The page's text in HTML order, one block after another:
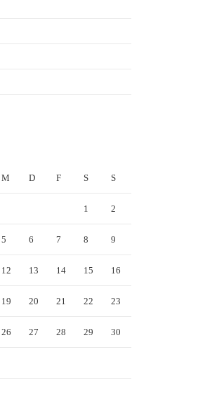
M D F S S
1 2
5 6 7 8 9
12 13 14 15 16
19 20 21 22 23
26 27 28 29 30